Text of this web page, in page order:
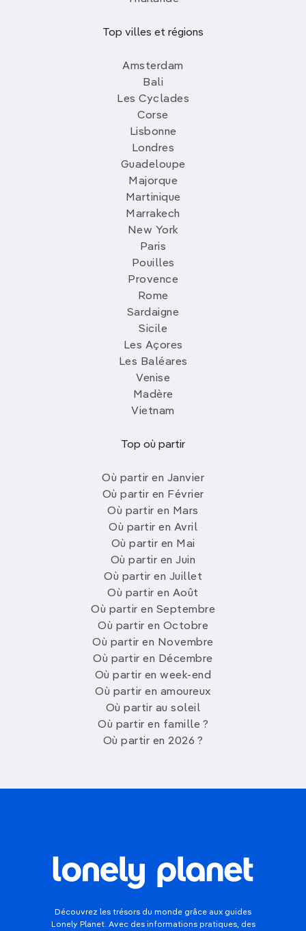
Top villes et régions
Amsterdam
Bali
Les Cyclades
Corse
Lisbonne
Londres
Guadeloupe
Majorque
Martinique
Marrakech
New York
Paris
Pouilles
Provence
Rome
Sardaigne
Sicile
Les Açores
Les Baléares
Venise
Madère
Vietnam
Top où partir
Où partir en Janvier
Où partir en Février
Où partir en Mars
Où partir en Avril
Où partir en Mai
Où partir en Juin
Où partir en Juillet
Où partir en Août
Où partir en Septembre
Où partir en Octobre
Où partir en Novembre
Où partir en Décembre
Où partir en week-end
Où partir en amoureux
Où partir au soleil
Où partir en famille ?
Où partir en 2026 ?
Découvrez les trésors du monde grâce aux guides
Lonely Planet. Avec des informations pratiques, des